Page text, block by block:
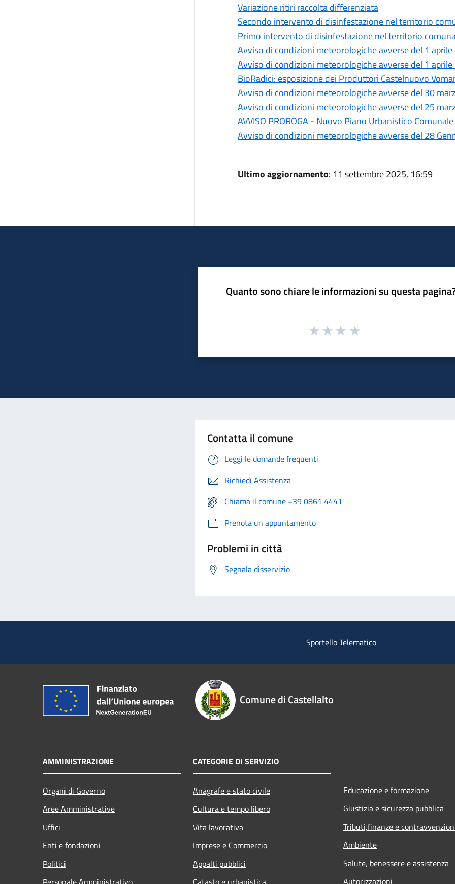
Variazione ritiri raccolta differenziata
Secondo intervento di disinfestazione nel territorio
Primo intervento di disinfestazione nel territorio
Avviso di condizioni meteorologiche avverse del 1
Avviso di condizioni meteorologiche avverse del 1
BioRadici: esposizione dei Produttori Castelnuovo
Avviso di condizioni meteorologiche avverse del 30
Avviso di condizioni meteorologiche avverse del 25
AVVISO PROROGA - Nuovo Piano Urbanistico Comunale
Avviso di condizioni meteorologiche avverse del 28
Ultimo aggiornamento: 11 settembre 2025, 16:59
Quanto sono chiare le informazioni su questa
Contatta il comune
Leggi le domande frequenti
Richiedi Assistenza
Chiama il comune +39 0861 4441
Prenota un appuntamento
Problemi in città
Segnala disservizio
Sportello Telematico
Comune di Castellalto
AMMINISTRAZIONE
Organi di Governo
Aree Amministrative
Uffici
Enti e fondazioni
Politici
CATEGORIE DI SERVIZIO
Anagrafe e stato civile
Cultura e tempo libero
Vita lavorativa
Imprese e Commercio
Appalti pubblici
Educazione e formazione
Giustizia e sicurezza pubblica
Tributi,finanze e
Ambiente
Salute, benessere e assistenza
Autorizzazioni